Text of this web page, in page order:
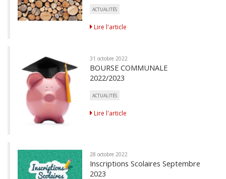
ACTUALITÉS
Lire l'article
31 octobre 2022
BOURSE COMMUNALE
2022/2023
ACTUALITÉS
Lire l'article
28 octobre 2022
Inscriptions Scolaires Septembre
2023